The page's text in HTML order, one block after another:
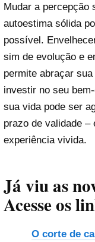
Mudar a percepção
autoestima sólida
possível.
sim de evolução e
permite abraçar
investir no seu
sua vida pode ser
prazo de validade
experiência vivida.
Já viu as
Acesse os
O corte de